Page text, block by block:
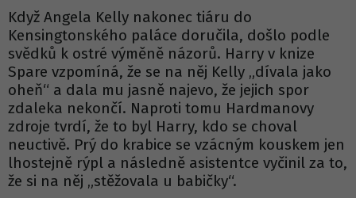
Když Angela Kelly nakonec tiáru do
Kensingtonského paláce doručila, došlo podle
svědků k ostré výměně názorů. Harry v knize
Spare vzpomíná, že se na něj Kelly „dívala jako
oheň“ a dala mu jasně najevo, že jejich spor
zdaleka nekončí. Naproti tomu Hardmanovy
zdroje tvrdí, že to byl Harry, kdo se choval
neuctivě. Prý do krabice se vzácným kouskem jen
lhostejně rýpl a následně asistentce vyčinil za to,
že si na něj „stěžovala u babičky“.